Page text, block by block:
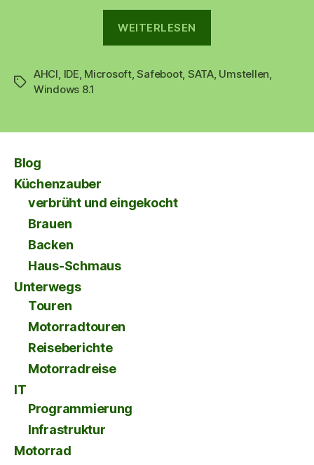
WEITERLESEN
IDE
Mode
Schlagwörter
AHCI, IDE, Microsoft,Safeboot, SATA, Umstellen,
Windows 8.1
Blog
Küchenzauber
verbrüht und eingekocht
Brauen
Backen
Haus-Schmaus
Unterwegs
Touren
Motorradtouren
Reiseberichte
Motorradreise
IT
Programmierung
Infrastruktur
Motorrad